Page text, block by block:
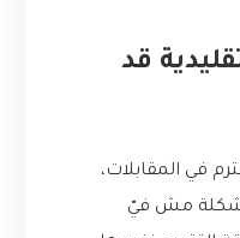
قد
في المقابلات،
مش فيّ